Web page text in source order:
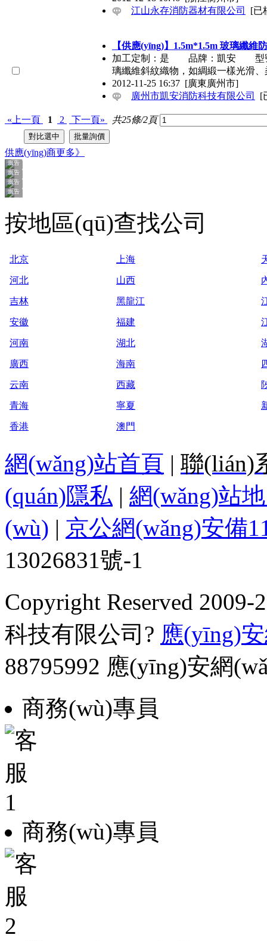
江山永存消防器材有限公司
[已
【供應(yīng)】1.5m*1.5m 玻璃纖維
加工定制：是 品牌：凱安 型號
璃纖維斜紋織物，如綢緞一樣光滑
2012-11-25 16:37 [廣東廣州市]
廣州市凱安消防科技有限公司
[
«上一頁 1 2 下一頁» 共25條/2頁
供應(yīng)商更多》
廣告
廣告
廣告
廣告
廣告
廣告
廣告
廣告
廣告
廣告
按地區(qū)查找公司
北京 上海
河北 山西
吉林 黑龍江
安徽 福建
河南 湖北
廣西 海南
云南 西藏
青海 寧夏
香港 澳門
網(wǎng)站首頁 | 聯(lián)
(quán)隱私 | 網(wǎng)站
(wù) | 京公網(wǎng)安備
13026831號-1
Copyright Reserved
科技有限公司? 應(yīng)
88795992 應(yīng)安網
商務(wù)專員
商務(wù)專員